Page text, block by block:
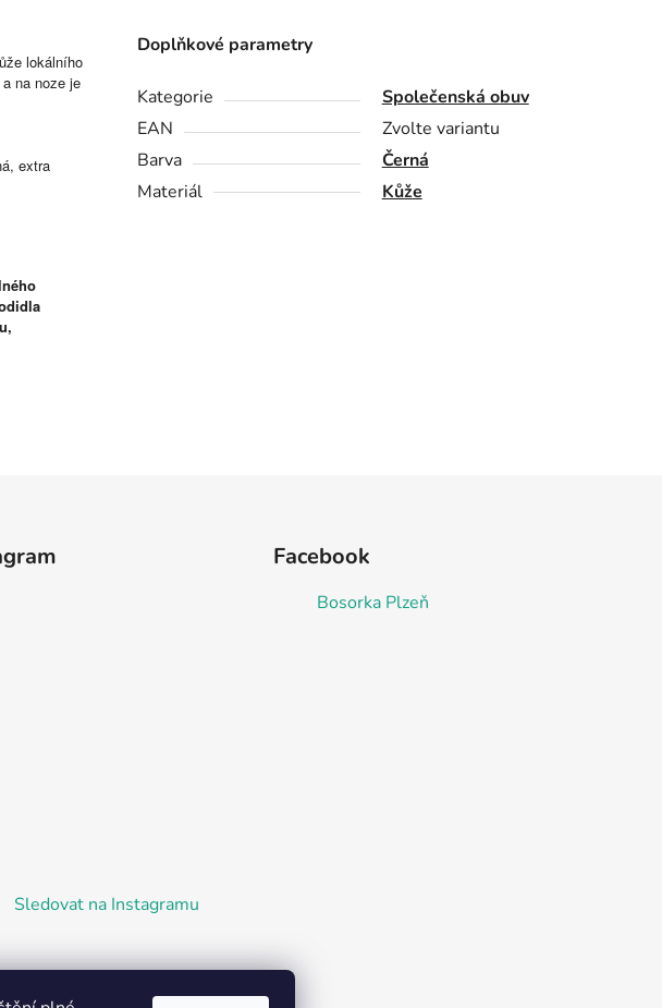
lokálního
na noze je
extra
Doplňkové parametry
Kategorie
Společenská obuv
EAN
Zvolte variantu
Barva
Černá
Materiál
Kůže
Sledovat na Instagramu
Facebook
Bosorka Plzeň